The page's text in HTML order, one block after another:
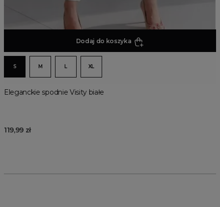
Dodaj do koszyka
S M L XL
Eleganckie spodnie Visity białe
119,99 zł